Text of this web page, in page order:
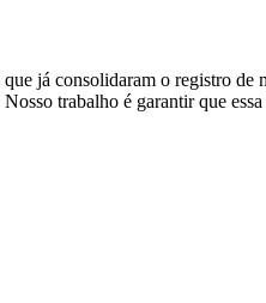
já consolidaram o registro de
trabalho é garantir que